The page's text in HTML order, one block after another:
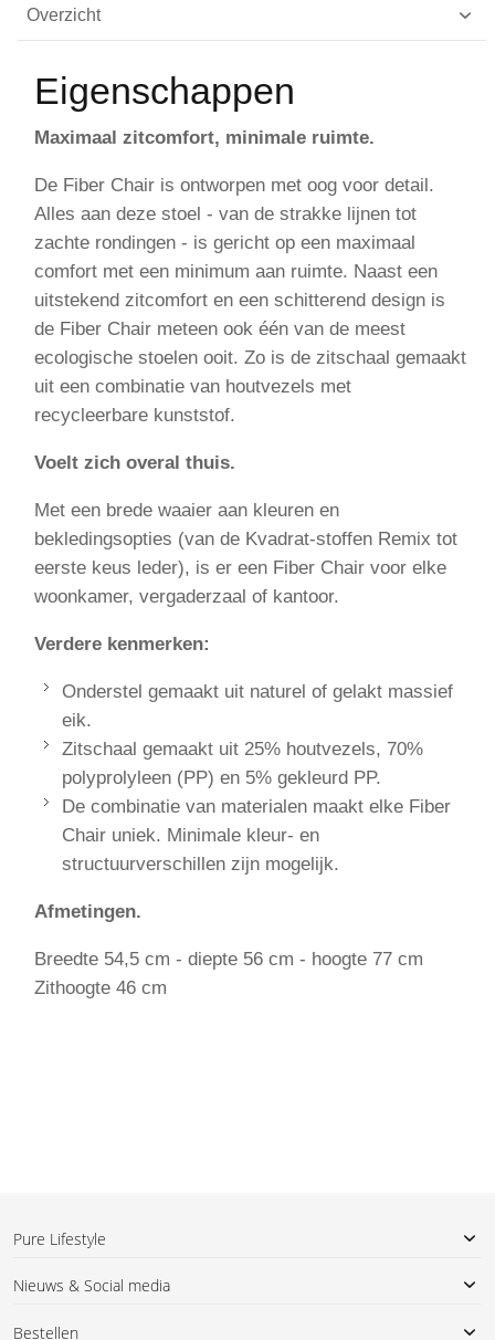
Overzicht
Eigenschappen
Maximaal zitcomfort, minimale ruimte.
De Fiber Chair is ontworpen met oog voor detail.
Alles aan deze stoel - van de strakke lijnen tot
zachte rondingen - is gericht op een maximaal
comfort met een minimum aan ruimte. Naast een
uitstekend zitcomfort en een schitterend design is
de Fiber Chair meteen ook één van de meest
ecologische stoelen ooit. Zo is de zitschaal gemaakt
uit een combinatie van houtvezels met
recycleerbare kunststof.
Voelt zich overal thuis.
Met een brede waaier aan kleuren en
bekledingsopties (van de Kvadrat-stoffen Remix tot
eerste keus leder), is er een Fiber Chair voor elke
woonkamer, vergaderzaal of kantoor.
Verdere kenmerken:
Onderstel gemaakt uit naturel of gelakt massief
eik.
Zitschaal gemaakt uit 25% houtvezels, 70%
polyprolyleen (PP) en 5% gekleurd PP.
De combinatie van materialen maakt elke Fiber
Chair uniek. Minimale kleur- en
structuurverschillen zijn mogelijk.
Afmetingen.
Breedte 54,5 cm - diepte 56 cm - hoogte 77 cm
Zithoogte 46 cm
Pure Lifestyle
Nieuws & Social media
Bestellen